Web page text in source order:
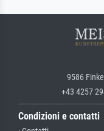
9586
+43 4257
Condizioni e contatti